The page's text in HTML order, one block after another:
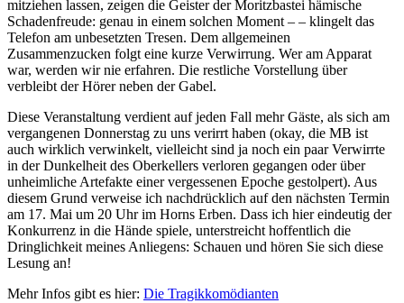
mitziehen lassen, zeigen die Geister der Moritzbastei hämische
Schadenfreude: genau in einem solchen Moment – – klingelt das
Telefon am unbesetzten Tresen. Dem allgemeinen
Zusammenzucken folgt eine kurze Verwirrung. Wer am Apparat
war, werden wir nie erfahren. Die restliche Vorstellung über
verbleibt der Hörer neben der Gabel.
Diese Veranstaltung verdient auf jeden Fall mehr Gäste, als sich am
vergangenen Donnerstag zu uns verirrt haben (okay, die MB ist
auch wirklich verwinkelt, vielleicht sind ja noch ein paar Verwirrte
in der Dunkelheit des Oberkellers verloren gegangen oder über
unheimliche Artefakte einer vergessenen Epoche gestolpert). Aus
diesem Grund verweise ich nachdrücklich auf den nächsten Termin
am 17. Mai um 20 Uhr im Horns Erben. Dass ich hier eindeutig der
Konkurrenz in die Hände spiele, unterstreicht hoffentlich die
Dringlichkeit meines Anliegens: Schauen und hören Sie sich diese
Lesung an!
Mehr Infos gibt es hier: Die Tragikkomödianten